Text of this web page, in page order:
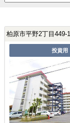
柏原市平野2丁目449-
投資用